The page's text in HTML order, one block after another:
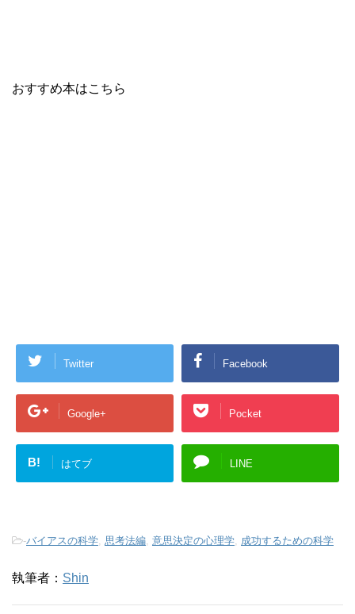
おすすめ本はこちら
Twitter Facebook
Google+ Pocket
B! はてブ LINE
-バイアスの科学, 思考法編, 意思決定の心理学, 成功するための科学
執筆者： Shin